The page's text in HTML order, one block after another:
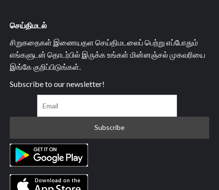
செய்திமடல்
சிறுகதைகள் இணையதள செய்திமடலைப் பெற்று எப்போதும்
எங்களுடன் தொடர்பில் இருக்க உங்கள் மின்னஞ்சல் முகவரியை
இங்கே குறிப்பிடுங்கள்.
Subscribe to our newsletter!